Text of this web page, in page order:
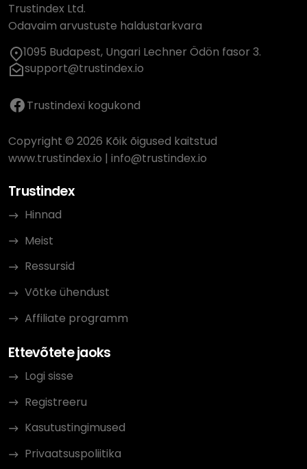
Trustindex Ltd.
Odavaim arvustuste haldustarkvara
1095 Budapest, Ungari Lechner Ödön fasor 3.
support@trustindex.io
Trustindexi kogukond
Copyright © 2026 Kõik õigused kaitstud
www.trustindex.io | info@trustindex.io
Trustindex
Hinnad
Meist
Ressursid
Võtke ühendust
Affiliate programm
Ettevõtete jaoks
Logi sisse
Registreeru
Kasutustingimused
Privaatsuspoliitika